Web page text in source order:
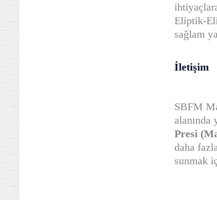
Eliptik-
sağlam
İletişim
SBFM
Presi
daha
sunmak